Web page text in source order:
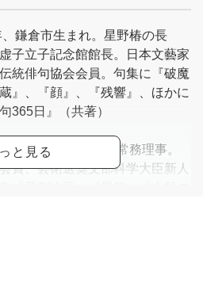
、鎌倉市生まれ。星野椿の長
子立子記念館館長。日本文藝家
統俳句協会会員。句集に『破魔
』、『顔』、『残響』、ほかに
365日』（共著）
主宰・現代俳句協会常務理事。
賞、芸術選奨文部科学大臣新人